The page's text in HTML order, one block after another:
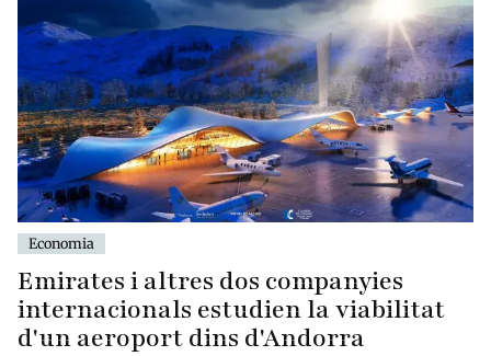
Economia
Emirates i altres dos companyies
internacionals estudien la viabilitat
d'un aeroport dins d'Andorra